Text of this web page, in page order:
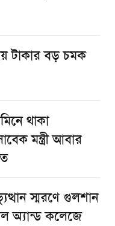
টাকার বড় চমক
থাকা
মন্ত্রী আবার
স্মরণে গুলশান
অ্যান্ড কলেজে